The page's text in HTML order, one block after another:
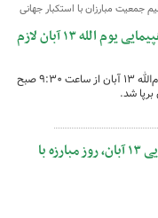
جمعیت مبارزان با استکبار جهانی
حضور کانون قم در راهپیمایی یوم الله ۱۳ آبان لازم
غرفه کانون در راهپیمایی یوم‌الله ۱۳ آبان از ساعت ۹:۳۰ صبح
برپا شد.
غرفه کانون در راهپیمایی ۱۳ آبان، روز مبارزه با